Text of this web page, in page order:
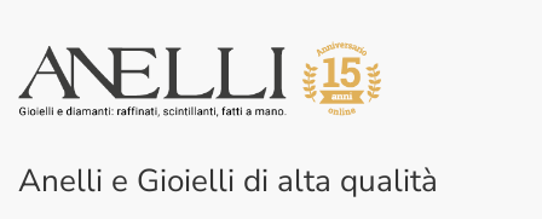
Anelli e Gioielli di alta qualità